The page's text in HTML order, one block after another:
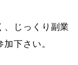
、じっくり副業
下さい。